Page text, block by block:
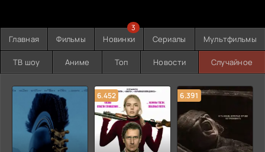
Главная Фильмы Новинки
3
Сериалы Мультфильмы
ТВ шоу Аниме Топ Новости Случайное
6.452 6.391